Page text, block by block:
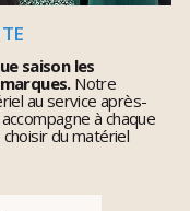
saison les
Notre
au service après-
à chaque
du matériel